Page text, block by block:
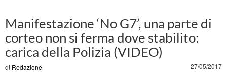
Manifestazione ‘No G7’, una parte di
corteo non si ferma dove stabilito:
carica della Polizia (VIDEO)
di Redazione 27/05/2017